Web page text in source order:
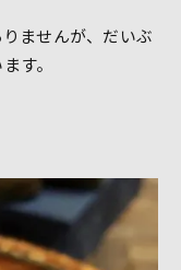
ませんが、だいぶ
す。